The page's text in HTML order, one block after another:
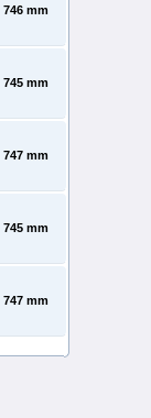
746 mm
745 mm
747 mm
745 mm
747 mm